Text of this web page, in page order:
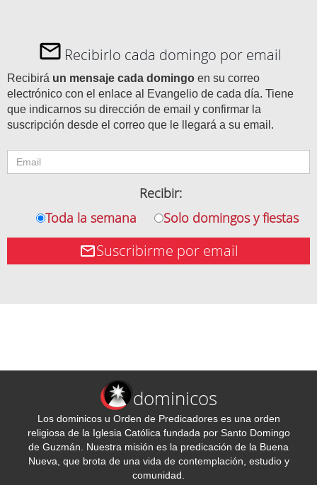
Recibirlo cada domingo por email
Recibirá un mensaje cada domingo en su correo
electrónico con el enlace al Evangelio de cada día. Tiene
que indicarnos su dirección de email y confirmar la
suscripción desde el correo que le llegará a su email.
Recibir:
Toda la semana
Solo domingos y fiestas
Suscribirme por email
dominicos
Los dominicos u Orden de Predicadores es una orden
religiosa de la Iglesia Católica fundada por Santo Domingo
de Guzmán. Nuestra misión es la predicación de la Buena
Nueva, que brota de una vida de contemplación, estudio y
comunidad.